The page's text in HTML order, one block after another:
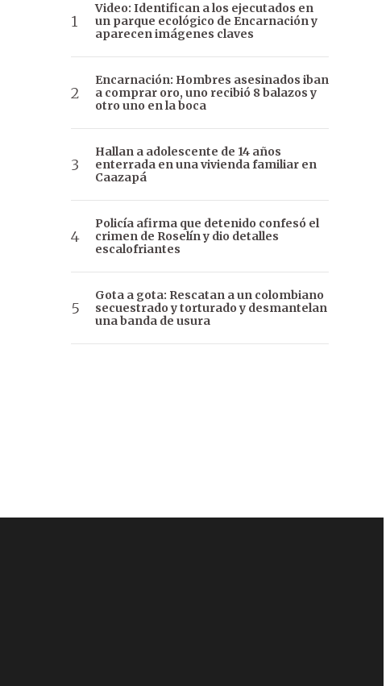
Video: Identifican a los ejecutados en
un parque ecológico de Encarnación y
aparecen imágenes claves
Encarnación: Hombres asesinados iban
a comprar oro, uno recibió 8 balazos y
otro uno en la boca
Hallan a adolescente de 14 años
enterrada en una vivienda familiar en
Caazapá
Policía afirma que detenido confesó el
crimen de Roselín y dio detalles
escalofriantes
Gota a gota: Rescatan a un colombiano
secuestrado y torturado y desmantelan
una banda de usura